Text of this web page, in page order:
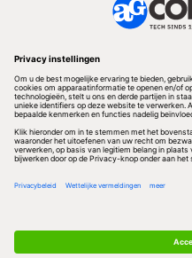
Volg ons
Redactionele partner
Algemene Voorwaarden & Copyrights